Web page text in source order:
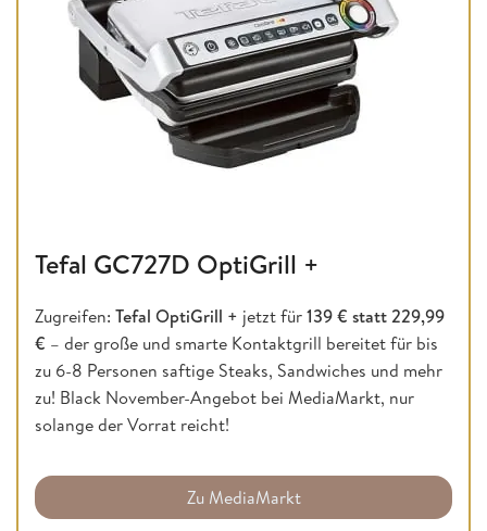
Tefal GC727D OptiGrill +
Zugreifen: Tefal OptiGrill + jetzt für139 € statt 229,99
€ – der große und smarte Kontaktgrill bereitet für bis
zu 6-8 Personen saftige Steaks, Sandwiches und mehr
zu! Black November-Angebot bei MediaMarkt, nur
solange der Vorrat reicht!
Zu MediaMarkt